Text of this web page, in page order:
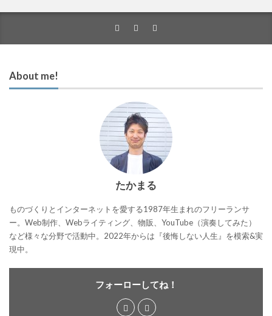
About me!
たかまる
ものづくりとインターネットを愛する1987年生まれのフリーランサ
ー。Web制作、Webライティング、物販、YouTube（演奏してみた）
など様々な分野で活動中。2022年からは『後悔しない人生』を模索&実
現中。
フォーローしてね！